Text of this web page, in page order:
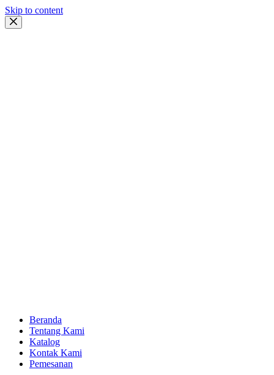
Skip to content
Beranda
Tentang Kami
Katalog
Kontak Kami
Pemesanan